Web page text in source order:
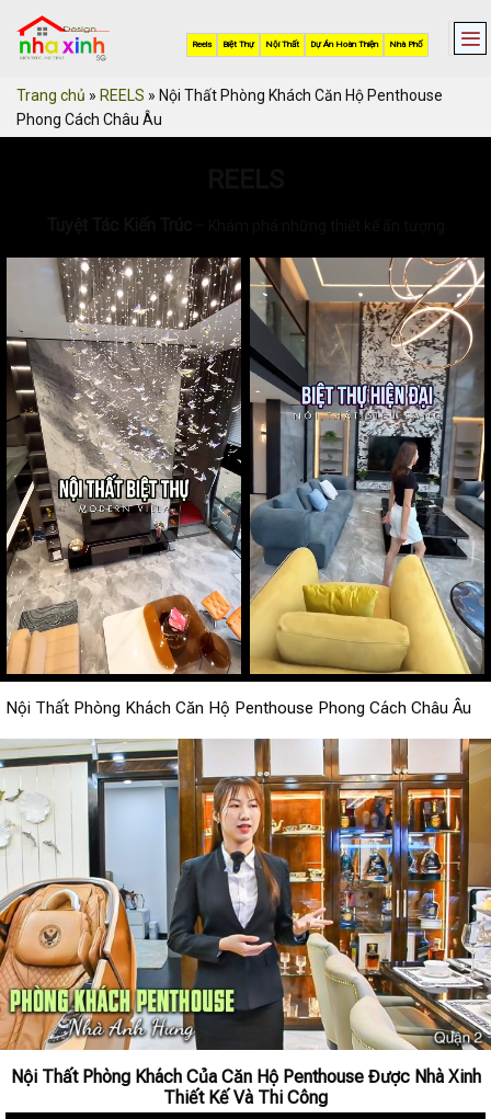
content
Trang chủ » REELS » Nội Thất Phòng Khách Căn Hộ Penthouse
Phong Cách Châu Âu
Nội Thất Phòng Khách Căn Hộ Penthouse Phong Cách Châu Âu
Nội Thất Phòng Khách Của Căn Hộ Penthouse Được Nhà Xinh
Thiết Kế Và Thi Công
Nhà Phố
Dự Án Hoàn Thiện
Nội Thất
Biệt Thự
Reels